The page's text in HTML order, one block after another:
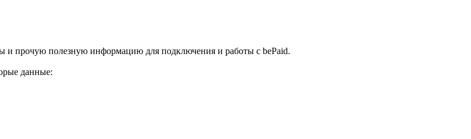
и прочую полезную информацию для подключения и работы с bePaid.
данные: